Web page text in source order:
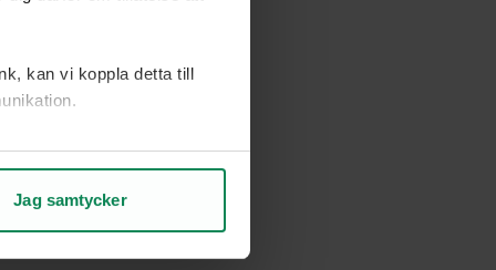
kan vi koppla detta till
vad som kan förbättras.
sida.
Jag samtycker